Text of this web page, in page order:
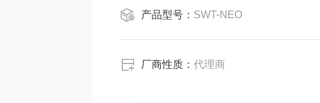
产品型号： SWT-NEO
厂商性质：代理商